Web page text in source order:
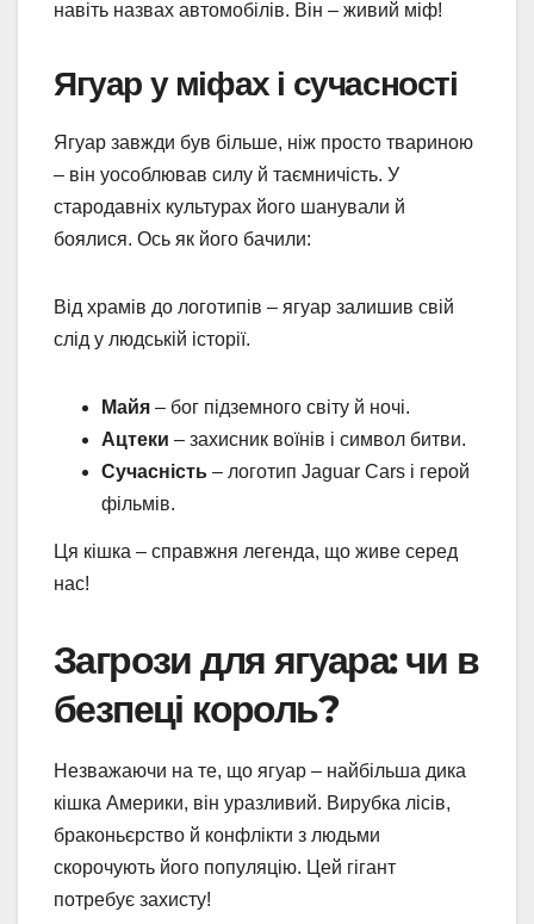
навіть назвах автомобілів. Він – живий міф!
Ягуар у міфах і сучасності
Ягуар завжди був більше, ніж просто твариною
– він уособлював силу й таємничість. У
стародавніх культурах його шанували й
боялися. Ось як його бачили:
Від храмів до логотипів – ягуар залишив свій
слід у людській історії.
Майя – бог підземного світу й ночі.
Ацтеки – захисник воїнів і символ битви.
Сучасність – логотип Jaguar Cars і герой
фільмів.
Ця кішка – справжня легенда, що живе серед
нас!
Загрози для ягуара: чи в
безпеці король?
Незважаючи на те, що ягуар – найбільша дика
кішка Америки, він уразливий. Вирубка лісів,
браконьєрство й конфлікти з людьми
скорочують його популяцію. Цей гігант
потребує захисту!